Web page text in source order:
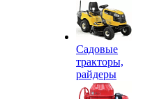
Садовые
тракторы,
райдеры